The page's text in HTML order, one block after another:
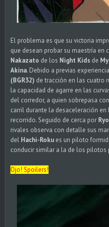
El problema es que su victoria
que desean probar su maestría en
Nakazato de los Night Kids de
Akina. Debido a previas
(BGR32) de tracción en las cuatro
la capacidad de agarre en las
del corredor, a quien sobrepasa
carril durante la desaceleración
recorrido. Seguido de cerca por
rivales observa con detalle sus
del Hachi-Roku es un piloto
conducir similar a la de los pilotos
Ojo! Spoilers!